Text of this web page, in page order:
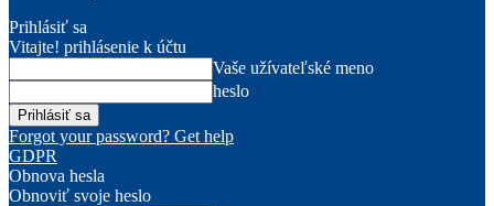
Prihlásiť sa
Vitajte! prihlásenie k účtu
Vaše užívateľské meno
heslo
Forgot your password? Get help
GDPR
Obnova hesla
Obnoviť svoje heslo